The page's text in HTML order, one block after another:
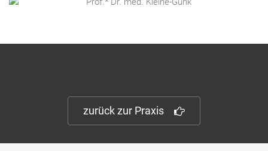
zurück zur Praxis